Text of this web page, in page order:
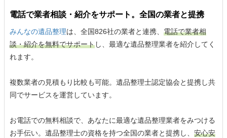
電話で業者相談・紹介をサポート。全国の業者と提携
みんなの遺品整理は、全国826社の業者と連携、 電話で業者相
談・紹介を無料でサポートし、最適な遺品整理業者を紹介してく
れます。
複数業者の見積もり比較も可能。遺品整理士認定協会と提携し共
同でサービスを運営しています。
お電話での無料相談で、あなたに最適な遺品整理業者をみつける
お手伝い。遺品整理士の資格を持つ全国の業者と提携し、 安心安